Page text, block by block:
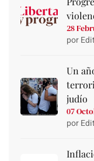
28
por
Un
judío
07
por